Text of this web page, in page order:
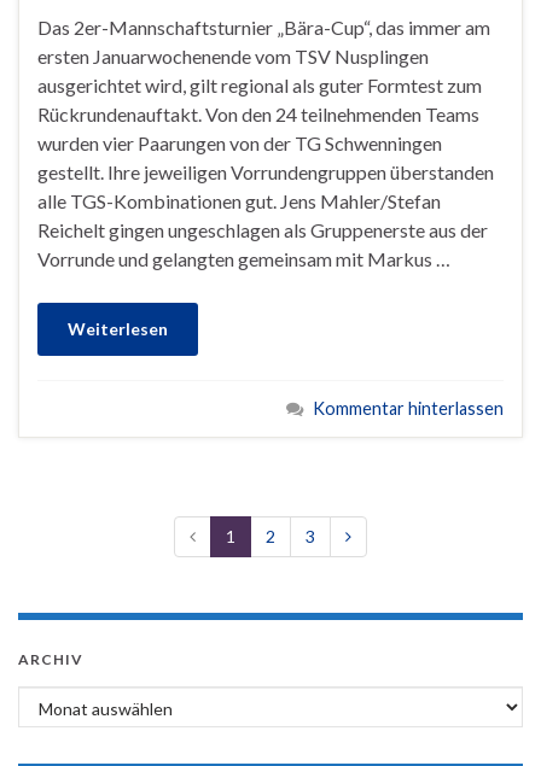
Das 2er-Mannschaftsturnier „Bära-Cup“, das immer am
ersten Januarwochenende vom TSV Nusplingen
ausgerichtet wird, gilt regional als guter Formtest zum
Rückrundenauftakt. Von den 24 teilnehmenden Teams
wurden vier Paarungen von der TG Schwenningen
gestellt. Ihre jeweiligen Vorrundengruppen überstanden
alle TGS-Kombinationen gut. Jens Mahler/Stefan
Reichelt gingen ungeschlagen als Gruppenerste aus der
Vorrunde und gelangten gemeinsam mit Markus …
Weiterlesen
Kommentar hinterlassen
1 2 3
ARCHIV
Archiv